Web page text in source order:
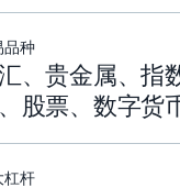
品种
、贵金属、指
股票、数字货
杠杆